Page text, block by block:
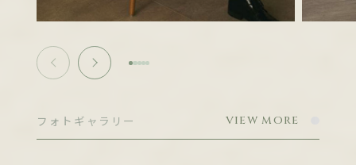
フォトギャラリー VIEW MORE